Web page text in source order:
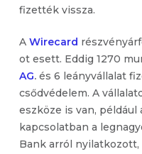
fizették vissza.
A Wirecard
ot esett. Eddig 1270
AG.és 6 leányvállalat
csődvédelem. A
eszköze is van, például
kapcsolatban a
Bank arról